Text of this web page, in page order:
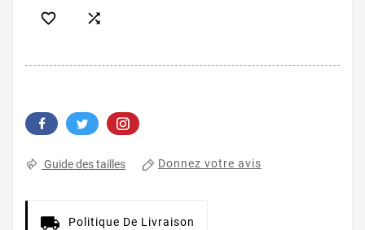
 
Guide des tailles Donnez votre avis
Politique De Livraison